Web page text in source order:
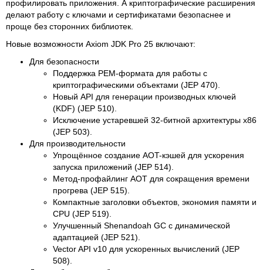
профилировать приложения. А криптографические расширения
делают работу с ключами и сертификатами безопаснее и
проще без сторонних библиотек.
Новые возможности Axiom JDK Pro 25 включают:
Для безопасности
Поддержка PEM-формата для работы с
криптографическими объектами (JEP 470).
Новый API для генерации производных ключей
(KDF) (JEP 510).
Исключение устаревшей 32-битной архитектуры x86
(JEP 503).
Для производительности
Упрощённое создание AOT-кэшей для ускорения
запуска приложений (JEP 514).
Метод-профайлинг AOT для сокращения времени
прогрева (JEP 515).
Компактные заголовки объектов, экономия памяти и
CPU (JEP 519).
Улучшенный Shenandoah GC с динамической
адаптацией (JEP 521).
Vector API v10 для ускоренных вычислений (JEP
508).